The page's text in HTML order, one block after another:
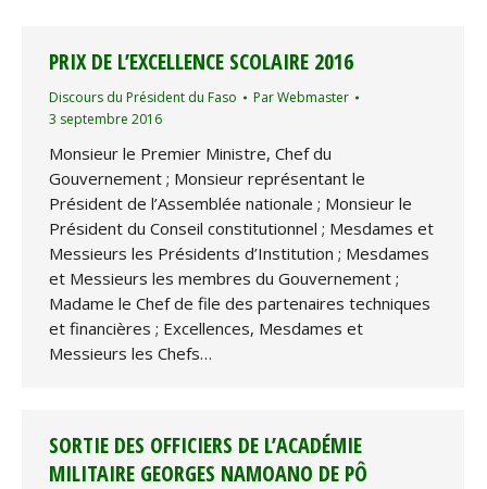
PRIX DE L’EXCELLENCE SCOLAIRE 2016
Discours du Président du Faso ParWebmaster
3 septembre 2016
Monsieur le Premier Ministre, Chef du
Gouvernement ; Monsieur représentant le
Président de l’Assemblée nationale ; Monsieur le
Président du Conseil constitutionnel ; Mesdames et
Messieurs les Présidents d’Institution ; Mesdames
et Messieurs les membres du Gouvernement ;
Madame le Chef de file des partenaires techniques
et financières ; Excellences, Mesdames et
Messieurs les Chefs…
SORTIE DES OFFICIERS DE L’ACADÉMIE
MILITAIRE GEORGES NAMOANO DE PÔ